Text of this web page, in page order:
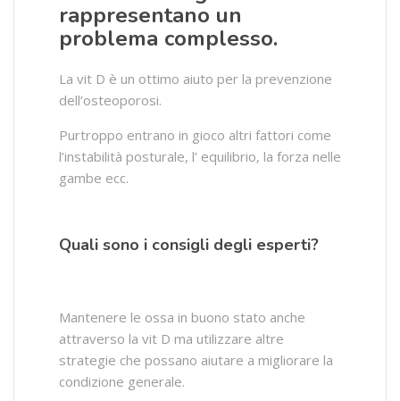
rappresentano un
problema complesso.
La vit D è un ottimo aiuto per la prevenzione
dell’osteoporosi.
Purtroppo entrano in gioco altri fattori come
l’instabilità posturale, l’ equilibrio, la forza nelle
gambe ecc.
Quali sono i consigli degli esperti?
Mantenere le ossa in buono stato anche
attraverso la vit D ma utilizzare altre
strategie che possano aiutare a migliorare la
condizione generale.